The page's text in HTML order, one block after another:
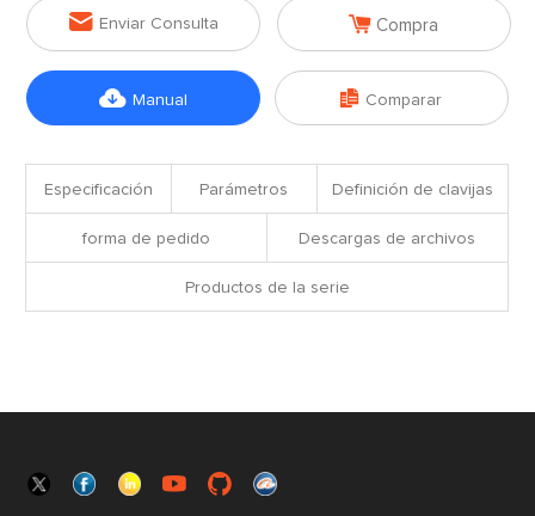
 Enviar Consulta  Compra
 Manual  Comparar
Especificación Parámetros Definición de clavijas
forma de pedido Descargas de archivos
Productos de la serie